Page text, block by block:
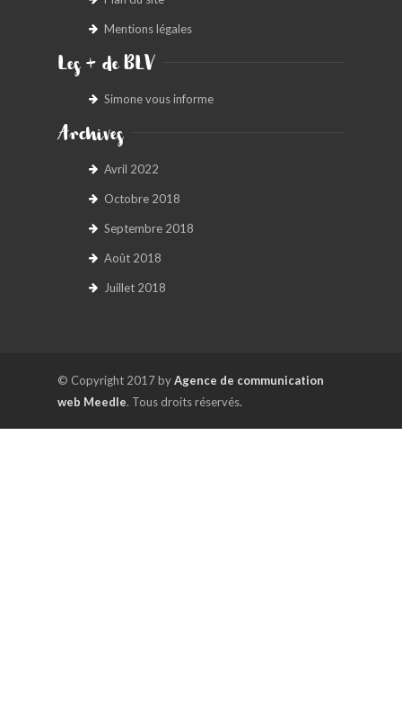
Mentions légales
Les + de BLV
Simone vous informe
Archives
Avril 2022
Octobre 2018
Septembre 2018
Août 2018
Juillet 2018
© Copyright 2017 byAgence de communication
web Meedle. Tous droits réservés.